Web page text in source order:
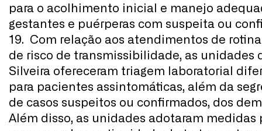
para o acolhimento inicial e manejo
gestantes e puérperas com suspeita ou
19. Com relação aos atendimentos de
de risco de transmissibilidade, as unidades
Silveira ofereceram triagem laboratorial
para pacientes assintomáticas, além da
de casos suspeitos ou confirmados, dos
Além disso, as unidades adotaram medidas